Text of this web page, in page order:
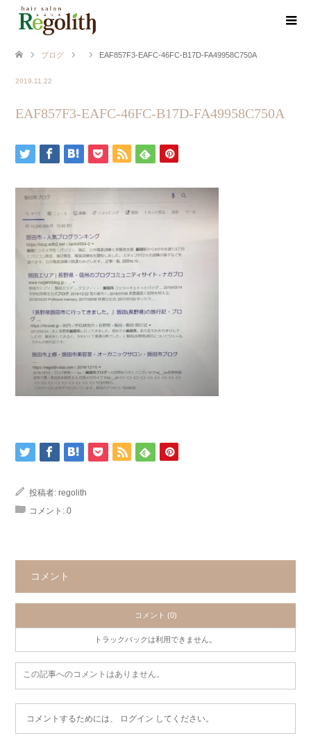
ブログ EAF857F3-EAFC-46FC-B17D-FA49958C750A
2019.11.22
EAF857F3-EAFC-46FC-B17D-FA49958C750A
投稿者: regolith
コメント: 0
コメント
コメント (0)
トラックバックは利用できません。
この記事へのコメントはありません。
コメントするためには、 ログイン してください。